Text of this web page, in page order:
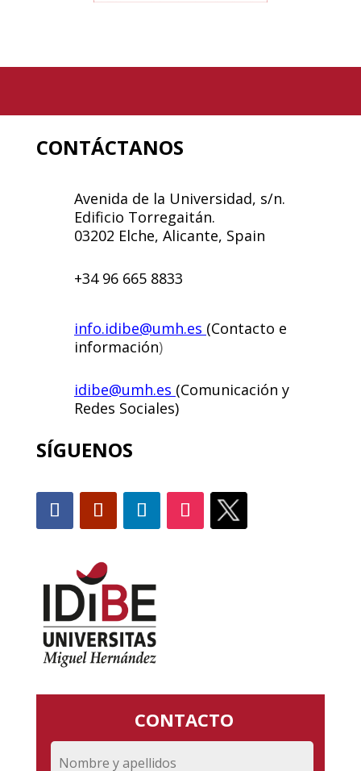
CONTÁCTANOS
Avenida de la Universidad, s/n.
Edificio Torregaitán.
03202 Elche, Alicante, Spain
+34 96 665 8833
info.idibe@umh.es (Contacto e
información)
idibe@umh.es (Comunicación y
Redes Sociales)
SÍGUENOS
CONTACTO